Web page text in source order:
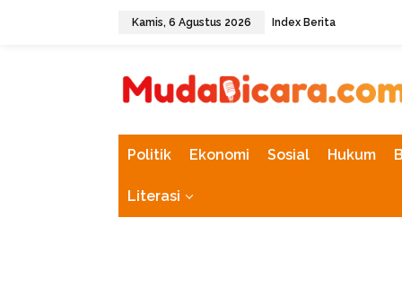
Kamis, 6 Agustus 2026 Index Berita
Politik Ekonomi Sosial Hukum
Literasi